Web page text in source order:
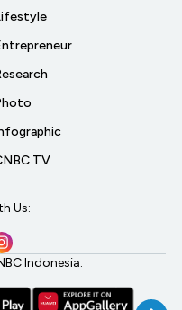
TV
Us:
Indonesia: